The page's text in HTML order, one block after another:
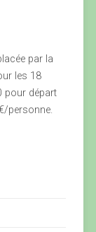
par la
les 18
pour départ
personne.